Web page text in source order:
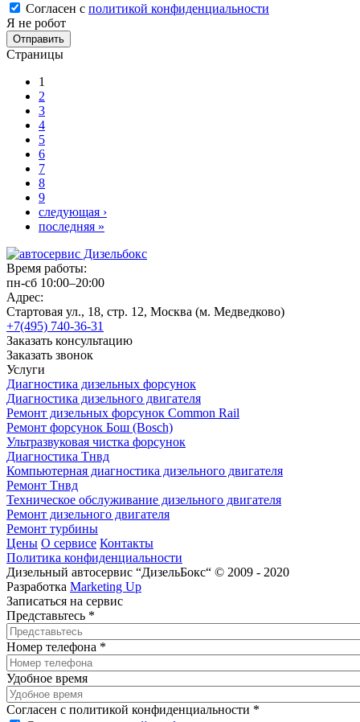
Согласен с политикой конфиденциальности
Я не робот
Страницы
1
2
3
4
5
6
7
8
9
следующая ›
последняя »
Время работы:
пн-сб 10:00–20:00
Адрес:
Стартовая ул., 18, стр. 12, Москва (м. Медведково)
+7(495) 740-36-31
Заказать консультацию
Заказать звонок
Услуги
Диагностика дизельных форсунок
Диагностика дизельного двигателя
Ремонт дизельных форсунок Common Rail
Ремонт форсунок Бош (Bosch)
Ультразвуковая чистка форсунок
Диагностика Тнвд
Компьютерная диагностика дизельного двигателя
Ремонт Тнвд
Техническое обслуживание дизельного двигателя
Ремонт дизельного двигателя
Ремонт турбины
Цены О сервисе Контакты
Политика конфиденциальности
Дизельный автосервис “ДизельБокс“ © 2009 - 2020
Разработка Marketing Up
Записаться на сервис
Представьтесь *
Номер телефона *
Удобное время
Согласен с политикой конфиденциальности *